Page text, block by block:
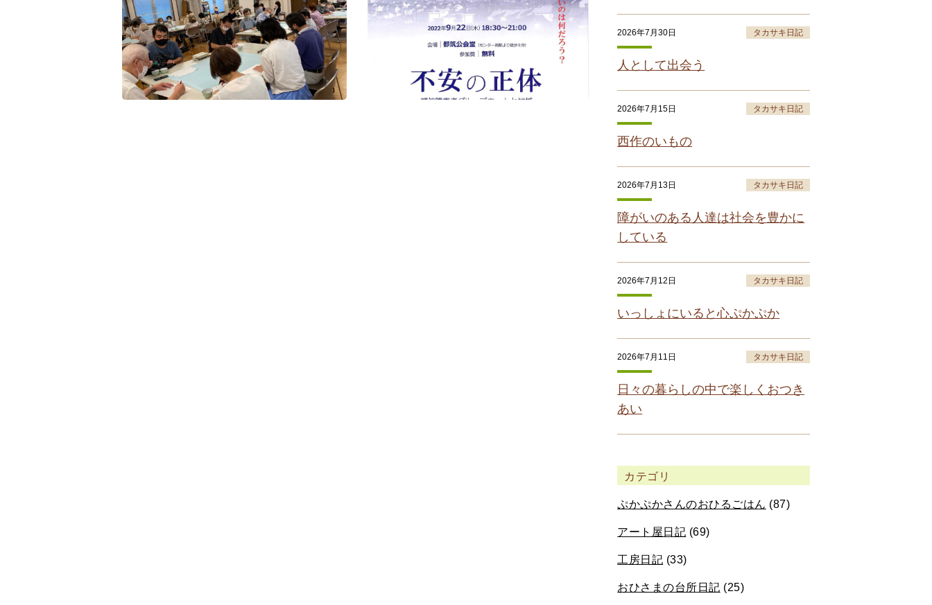
2026年7月30日 タカサキ日記
人として出会う
2026年7月15日 タカサキ日記
西作のいもの
2026年7月13日 タカサキ日記
障がいのある人達は社会を豊かに
している
2026年7月12日 タカサキ日記
いっしょにいると心ぷかぷか
2026年7月11日 タカサキ日記
日々の暮らしの中で楽しくおつき
あい
カテゴリ
ぷかぷかさんのおひるごはん (87)
アート屋日記 (69)
工房日記 (33)
おひさまの台所日記 (25)